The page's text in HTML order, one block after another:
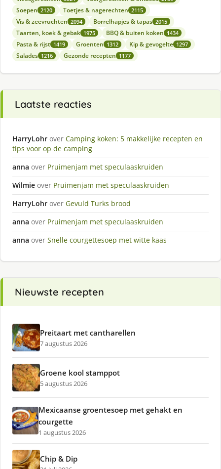
Soepen 2120 Toetjes & nagerechten 2115
Vis & zeevruchten 2094 Borrelhapjes & tapas 2015
Taarten, koek & gebak 1975 BBQ & buiten koken 1434
Pasta & rijst 1419 Groenten 1312 Kip & gevogelte 1297
Salades 1216 Gezonde recepten 1177
Laatste reacties
HarryLohr over Camping koken: 5 makkelijke recepten en
tips voor op de camping
anna over Pruimenjam met speculaaskruiden
Wilmie over Pruimenjam met speculaaskruiden
HarryLohr over Gevuld Turks brood
anna over Pruimenjam met speculaaskruiden
anna over Snelle courgettesoep met witte kaas
Nieuwste recepten
Preitaart met cantharellen
7 augustus 2026
Groene kool stamppot
5 augustus 2026
Mexicaanse groentesoep met gehakt en
courgette
1 augustus 2026
Chip & Dip